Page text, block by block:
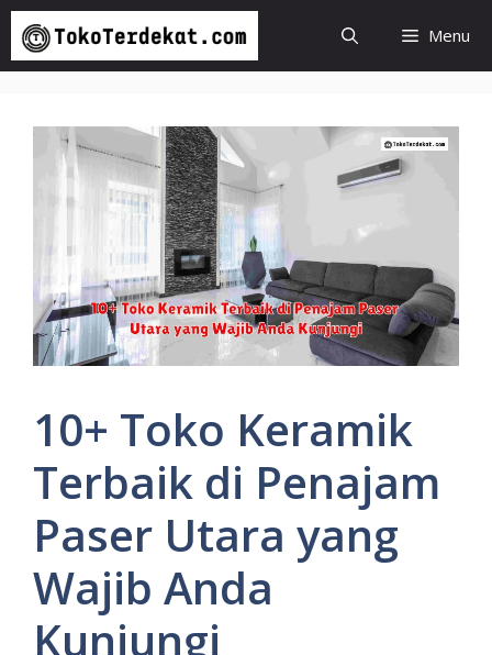
Langsung
isi
Menu
10+ Toko Keramik
Terbaik di Penajam
Paser Utara yang
Wajib Anda
Kunjungi